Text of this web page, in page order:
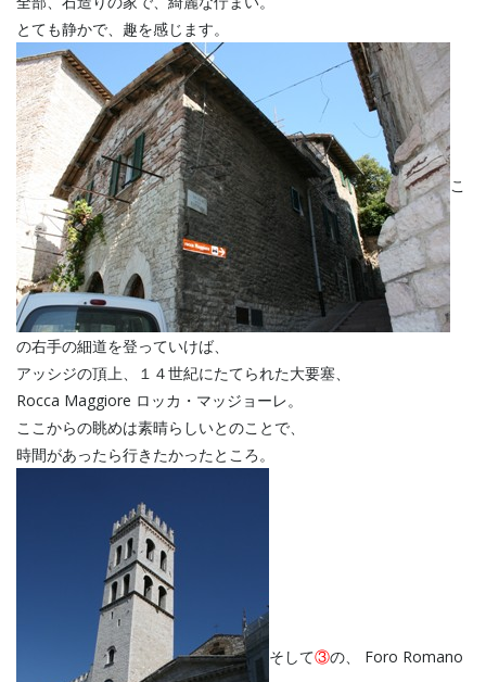
とても静かで、趣を感じます。
こ
の右手の細道を登っていけば、
アッシジの頂上、１４世紀にたてられた大要塞、
Rocca Maggiore ロッカ・マッジョーレ。
ここからの眺めは素晴らしいとのことで、
時間があったら行きたかったところ。
そして③の、 Foro Romano